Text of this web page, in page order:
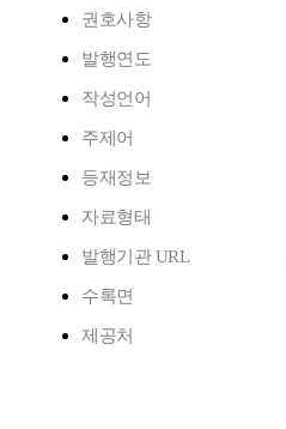
권호사항
발행연도
작성언어
주제어
등재정보
자료형태
발행기관 URL
수록면
제공처